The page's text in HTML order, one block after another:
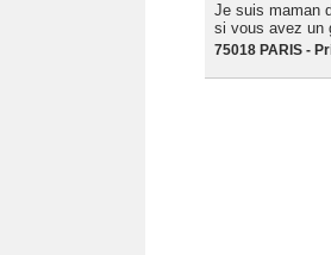
Je suis maman
si vous avez un
75018 PARIS -